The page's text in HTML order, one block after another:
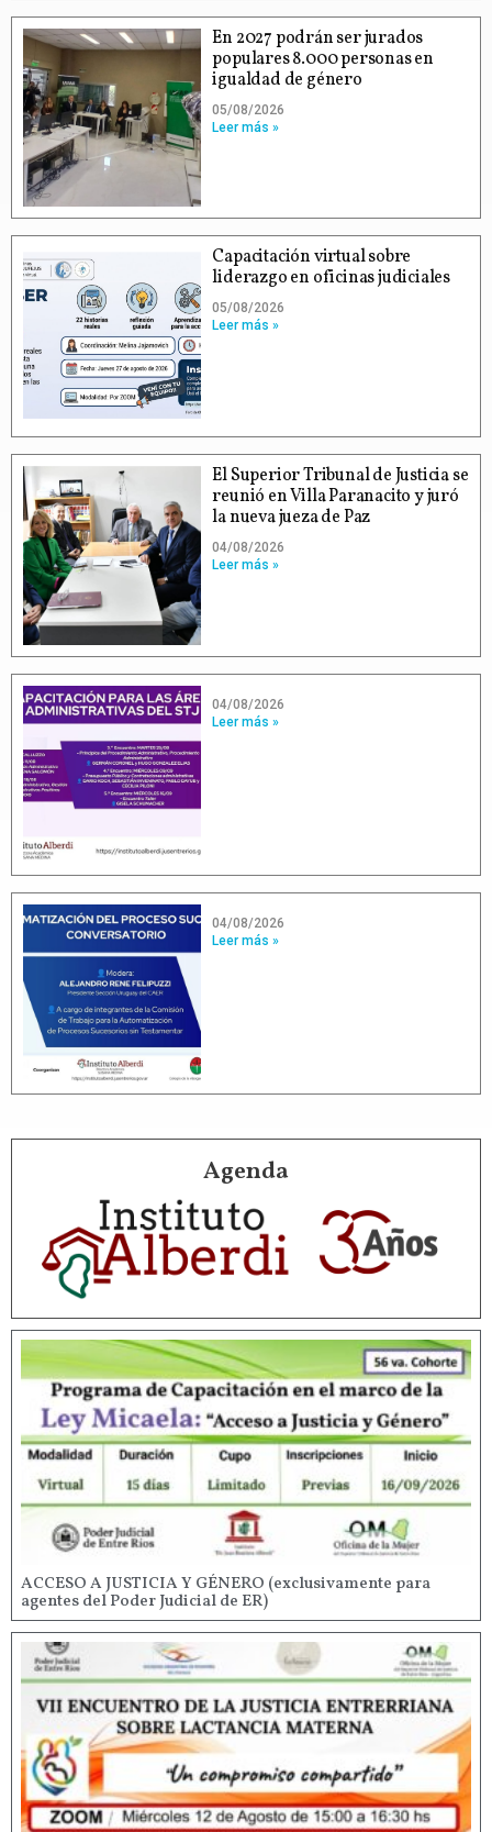
En 2027 podrán ser jurados
populares 8.000 personas en
igualdad de género
05/08/2026
Leer más »
Capacitación virtual sobre
liderazgo en oficinas judiciales
05/08/2026
Leer más »
El Superior Tribunal de Justicia se
reunió en Villa Paranacito y juró
la nueva jueza de Paz
04/08/2026
Leer más »
04/08/2026
Leer más »
04/08/2026
Leer más »
Agenda
ACCESO A JUSTICIA Y GÉNERO (exclusivamente para
agentes del Poder Judicial de ER)